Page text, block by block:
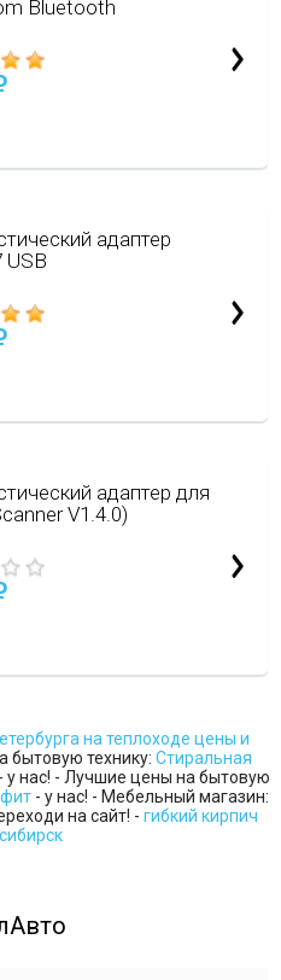
Bluetooth
адаптер
USB
адаптер для
V1.4.0)
на теплоходе цены и
бытовую технику: Стиральная
у нас! - Лучшие цены на бытовую
- у нас! - Мебельный магазин:
на сайт! - гибкий кирпич